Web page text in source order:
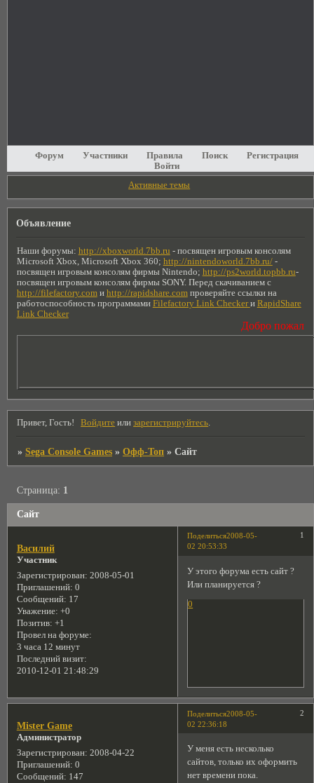
Форум Участники Правила Поиск
Регистрация
Войти
Активные темы
Объявление
Наши форумы: http://xboxworld.7bb.ru - посвящен игровым консолям
Microsoft Xbox, Microsoft Xbox 360; http://nintendoworld.7bb.ru/-
посвящен игровым консолям фирмы Nintendo; http://ps2world.topbb.ru-
посвящен игровым консолям фирмы SONY. Перед скачиванием с
http://filefactory.comи http://rapidshare.comпроверяйте ссылки на
работоспособность программами Filefactory Link Checkerи RapidShare
Link Checker
Добро
Привет, Гость! Войдите илизарегистрируйтесь.
»Sega Console Games »Офф-Топ »Сайт
Сайт
Страница: 1
Поделиться 1
2008-05-
02 20:53:33
Василий
Участник
Зарегистрирован: 2008-05-01
Приглашений: 0
Сообщений: 17
Уважение: +0
Позитив: +1
Провел на форуме:
3 часа 12 минут
Последний визит:
2010-12-01 21:48:29
У этого форума есть сайт ?
Или планируется ?
0
Поделиться 2
2008-05-
02 22:36:18
Mister Game
Администратор
Зарегистрирован: 2008-04-22
Приглашений: 0
Сообщений: 147
У меня есть несколько
сайтов, только их оформить
нет времени пока.